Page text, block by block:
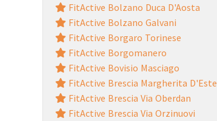
FitActive Bolzano Duca D'Aosta
FitActive Bolzano Galvani
FitActive Borgaro Torinese
FitActive Borgomanero
FitActive Bovisio Masciago
FitActive Brescia Margherita D'Este
FitActive Brescia Via Oberdan
FitActive Brescia Via Orzinuovi